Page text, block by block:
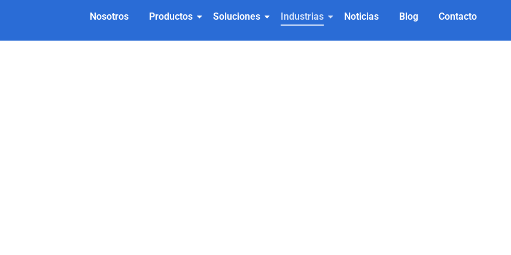
Nosotros Productos Soluciones Industrias Noticias Blog Contacto